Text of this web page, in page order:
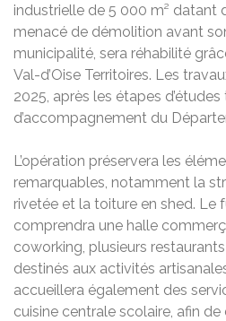
industrielle de 5 000 m² datant
menacé de démolition avant
municipalité, sera réhabilité
Val-d’Oise Territoires. Les
2025, après les étapes
d’accompagnement du
L’opération préservera les
remarquables, notamment la
rivetée et la toiture en shed. Le
comprendra une halle
coworking, plusieurs
destinés aux activités
accueillera également des
cuisine centrale scolaire, afin